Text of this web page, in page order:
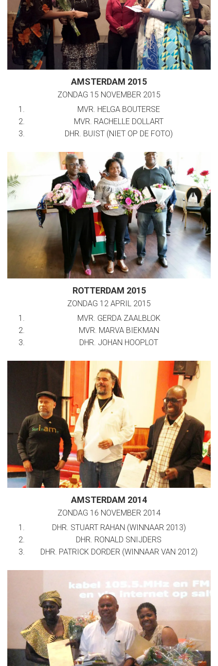
AMSTERDAM 2015
ZONDAG 15 NOVEMBER 2015
MVR. HELGA BOUTERSE
MVR. RACHELLE DOLLART
DHR. BUIST (NIET OP DE FOTO)
ROTTERDAM 2015
ZONDAG 12 APRIL 2015
MVR. GERDA ZAALBLOK
MVR. MARVA BIEKMAN
DHR. JOHAN HOOPLOT
AMSTERDAM 2014
ZONDAG 16 NOVEMBER 2014
DHR. STUART RAHAN (WINNAAR 2013)
DHR. RONALD SNIJDERS
DHR. PATRICK DORDER (WINNAAR VAN 2012)